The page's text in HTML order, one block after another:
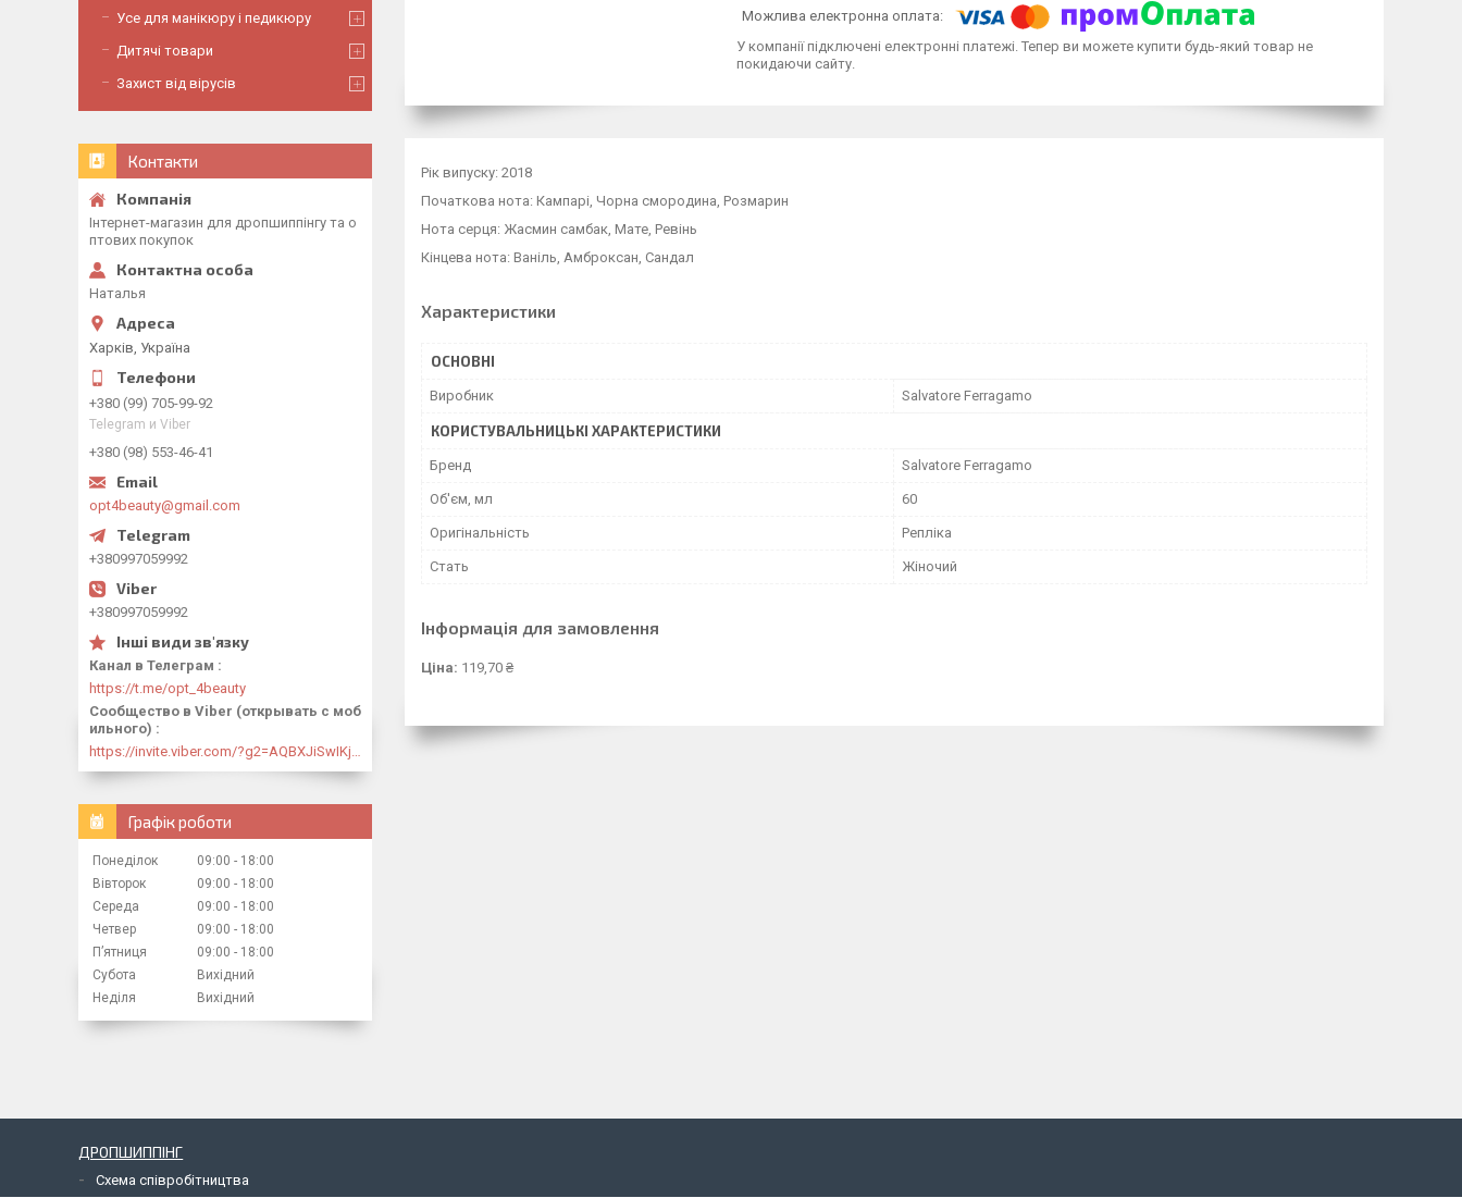
У компанії підключені електронні платежі. Тепер ви можете купити будь-який товар не
покидаючи сайту.
Рік випуску: 2018
Початкова нота: Кампарі, Чорна смородина, Розмарин
Нота серця: Жасмин самбак, Мате, Ревінь
Кінцева нота: Ваніль, Амброксан, Сандал
Характеристики
ОСНОВНІ
Виробник Salvatore Ferragamo
КОРИСТУВАЛЬНИЦЬКІ ХАРАКТЕРИСТИКИ
Бренд Salvatore Ferragamo
Об'єм, мл 60
Оригінальність Репліка
Стать Жіночий
Інформація для замовлення
Ціна: 119,70 ₴
Усе для манікюру і педикюру
Дитячі товари
Захист від вірусів
Контакти
Інтернет-магазин для дропшиппінгу та о
птових покупок
Наталья
Харків, Україна
+380 (99) 705-99-92
Telegram и Viber
+380 (98) 553-46-41
opt4beauty@gmail.com
+380997059992
+380997059992
Канал в Телеграм
https://t.me/opt_4beauty
Сообщество в Viber (открывать с моб
ильного)
Графік роботи
Понеділок 09:00
18:00
Вівторок
09:00
18:00
Середа
09:00
18:00
Четвер
09:00
18:00
Пʼятниця
09:00
18:00
Субота
Вихідний
Неділя
Вихідний
ДРОПШИППІНГ
Схема співробітництва